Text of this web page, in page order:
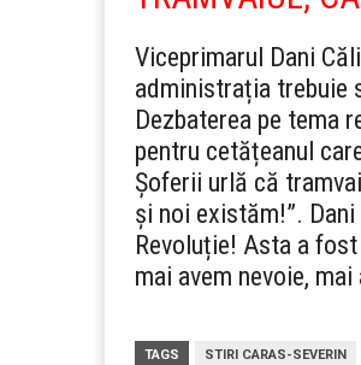
Viceprimarul Dani
administrația trebuie
Dezbaterea pe tema
pentru cetățeanul
Șoferii urlă că
și noi existăm!”.
Revoluție! Asta a
mai avem nevoie,
TAGS STIRI CARAS-SEVERIN